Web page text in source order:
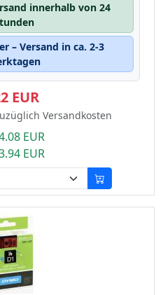
innerhalb von 24
– Versand in ca. 2-3
EUR
Versandkosten
EUR
EUR